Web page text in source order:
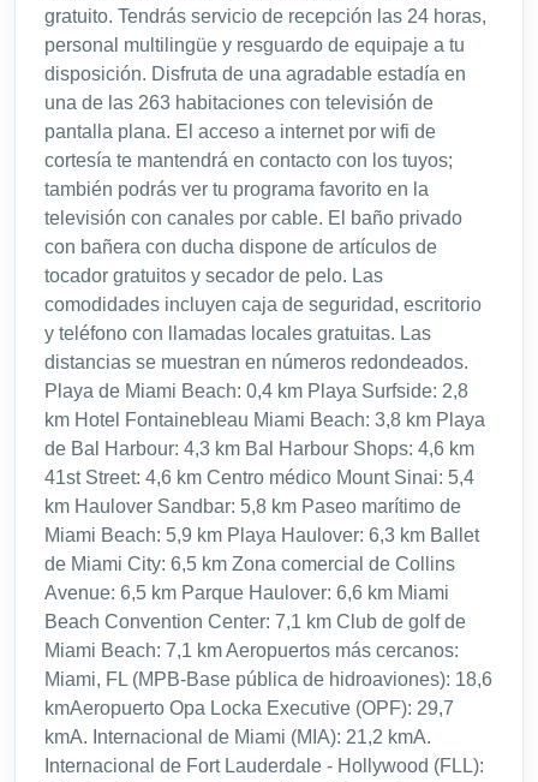
gratuito. Tendrás servicio de recepción las 24 horas,
personal multilingüe y resguardo de equipaje a tu
disposición. Disfruta de una agradable estadía en
una de las 263 habitaciones con televisión de
pantalla plana. El acceso a internet por wifi de
cortesía te mantendrá en contacto con los tuyos;
también podrás ver tu programa favorito en la
televisión con canales por cable. El baño privado
con bañera con ducha dispone de artículos de
tocador gratuitos y secador de pelo. Las
comodidades incluyen caja de seguridad, escritorio
y teléfono con llamadas locales gratuitas. Las
distancias se muestran en números redondeados.
Playa de Miami Beach: 0,4 km Playa Surfside: 2,8
km Hotel Fontainebleau Miami Beach: 3,8 km Playa
de Bal Harbour: 4,3 km Bal Harbour Shops: 4,6 km
41st Street: 4,6 km Centro médico Mount Sinai: 5,4
km Haulover Sandbar: 5,8 km Paseo marítimo de
Miami Beach: 5,9 km Playa Haulover: 6,3 km Ballet
de Miami City: 6,5 km Zona comercial de Collins
Avenue: 6,5 km Parque Haulover: 6,6 km Miami
Beach Convention Center: 7,1 km Club de golf de
Miami Beach: 7,1 km Aeropuertos más cercanos:
Miami, FL (MPB-Base pública de hidroaviones): 18,6
kmAeropuerto Opa Locka Executive (OPF): 29,7
kmA. Internacional de Miami (MIA): 21,2 kmA.
Internacional de Fort Lauderdale - Hollywood (FLL):